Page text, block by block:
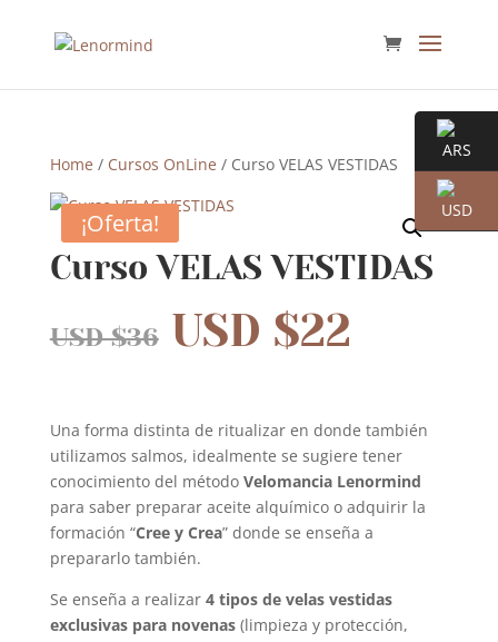
Home / Cursos OnLine / Curso VELAS VESTIDAS
¡Oferta!
Curso VELAS VESTIDAS
USD $36 USD $22
Una forma distinta de ritualizar en donde también
utilizamos salmos, idealmente se sugiere tener
conocimiento del método Velomancia Lenormind
para saber preparar aceite alquímico o adquirir la
formación “Cree y Crea” donde se enseña a
prepararlo también.
Se enseña a realizar 4 tipos de velas vestidas
exclusivas para novenas(limpieza y protección,